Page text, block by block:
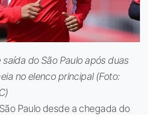
do São Paulo após duas
no elenco principal (Foto:
Paulo desde a chegada do